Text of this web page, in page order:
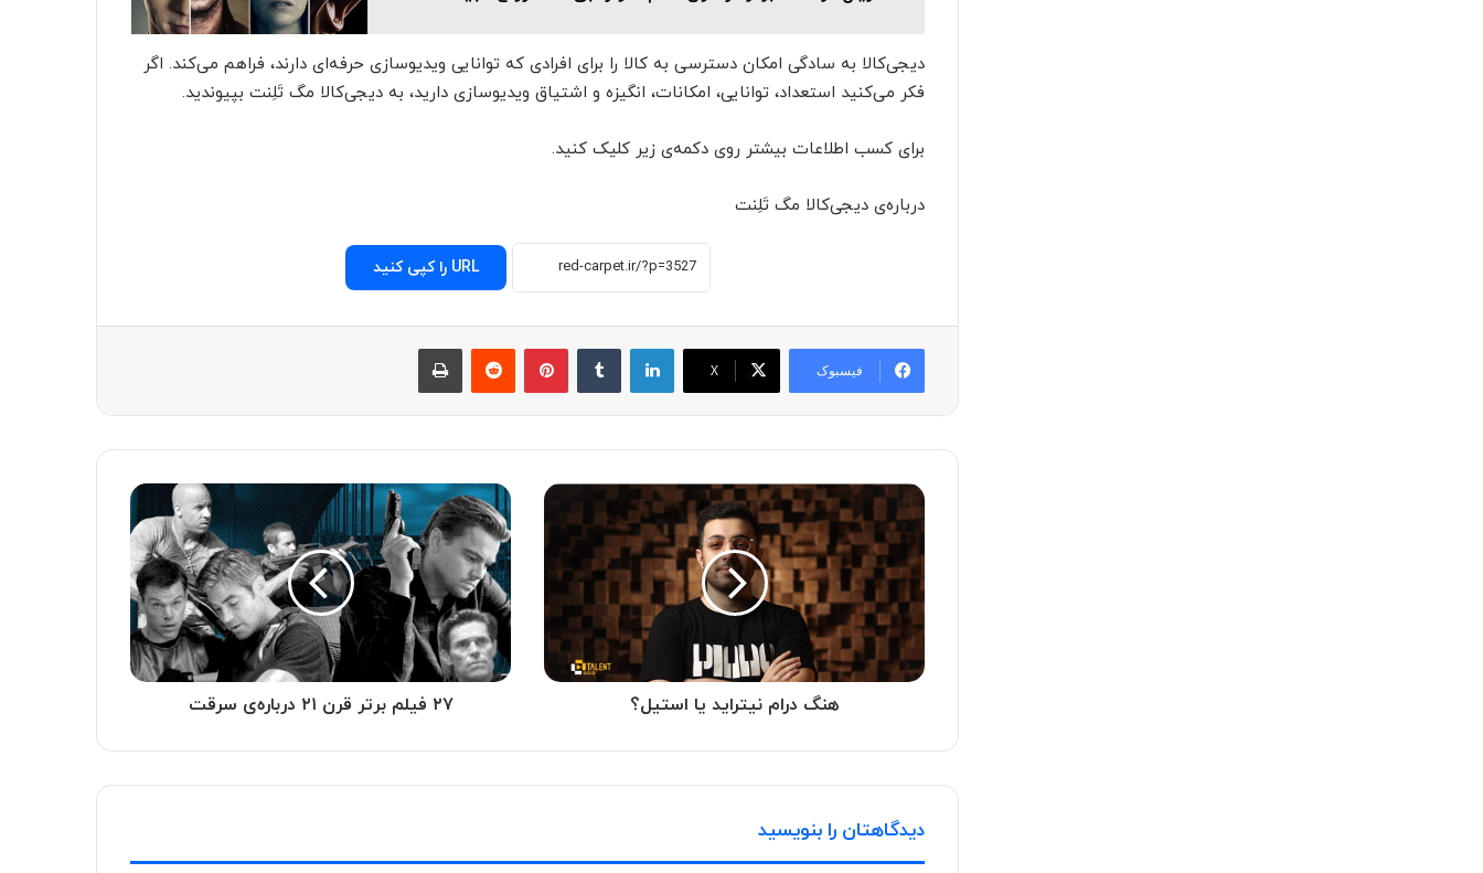
دیجی‌کالا به سادگی امکان دسترسی به کالا را برای افرادی که توانایی ویدیوسازی حرفه‌ای دارند، فراهم می‌کند. اگر
فکر می‌کنید استعداد، توانایی، امکانات، انگیزه و اشتیاق ویدیوسازی دارید، به دیجی‌کالا مگ تَلِنت بپیوندید.
برای کسب اطلاعات بیشتر روی دکمه‌ی زیر کلیک کنید.
درباره‌ی دیجی‌کالا مگ تَلِنت
URL را کپی کنید
فیسبوک X
لینکدین پینترست ‫رددیت
هنگ درام نیتراید یا استیل؟ ۲۷ فیلم برتر قرن ۲۱ درباره‌ی سرقت
دیدگاهتان را بنویسید